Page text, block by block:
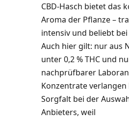
CBD-Hasch bietet das
Aroma der Pflanze –
intensiv und beliebt
Auch hier gilt: nur aus
unter 0,2 % THC und
nachprüfbarer
Konzentrate
Sorgfalt bei der
Anbieters, weil